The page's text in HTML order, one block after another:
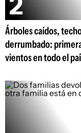
Árboles caídos,
derrumbado:
vientos en todo el